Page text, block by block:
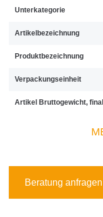
Unterkategorie
Artikelbezeichnung
Produktbezeichnung
Verpackungseinheit
Artikel Bruttogewicht, final
Beratung anfragen